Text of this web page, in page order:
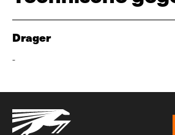
Drager
-